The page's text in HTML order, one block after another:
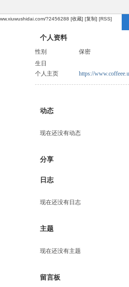
?2456288 [收藏] [复制] [RSS]
个人资料
性别
保密
生日
个人主页
https://
动态
现在还没有动态
分享
日志
现在还没有日志
主题
现在还没有主题
留言板